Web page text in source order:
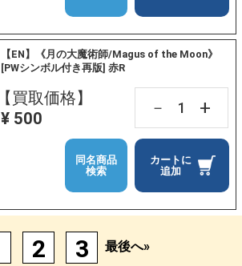
【EN】《月の大魔術師/Magus of the Moon》
[PWシンボル付き再版] 赤R
【買取価格】
¥ 500
－ +
カートに
追加
同名商品
検索
2 3 最後へ»